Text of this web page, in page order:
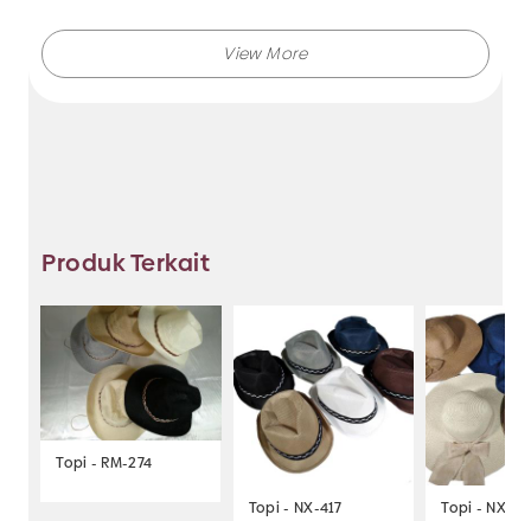
Tidak hanya menjual bando saja, Anda juga dapat
memesan produk dengan model lainnya selama
masih berkaitan dengan kategori yang ada.
Jadi, pilih dan temukan berbagai macam model
aksesoris dengan harga murah hanya di Makmur Jaya
Produk Terkait
Topi - RM-274
Topi - NX-417 Topi - NX-